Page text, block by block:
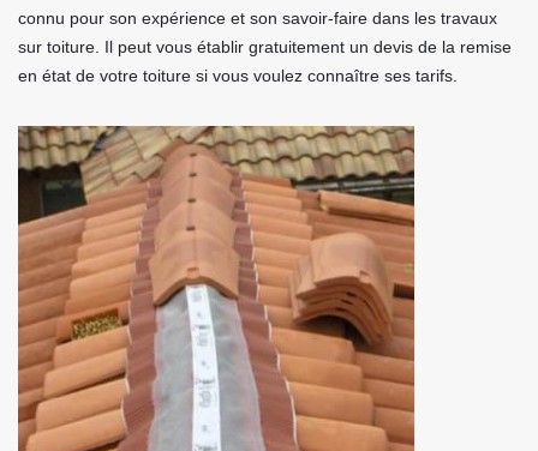
connu pour son expérience et son savoir-faire dans les travaux
sur toiture. Il peut vous établir gratuitement un devis de la remise
en état de votre toiture si vous voulez connaître ses tarifs.